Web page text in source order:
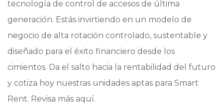
tecnología de control de accesos de última
generación. Estás invirtiendo en un modelo de
negocio de alta rotación controlado, sustentable y
diseñado para el éxito financiero desde los
cimientos. Da el salto hacia la rentabilidad del futuro
y cotiza hoy nuestras unidades aptas para Smart
Rent. Revisa más aquí.